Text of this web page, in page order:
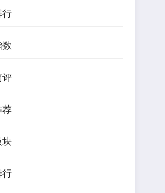
行
数
评
荐
块
行